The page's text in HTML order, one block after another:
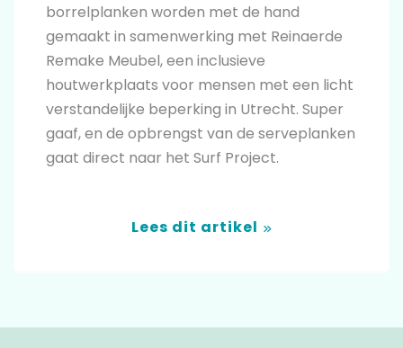
borrelplanken worden met de hand
gemaakt in samenwerking met Reinaerde
Remake Meubel, een inclusieve
houtwerkplaats voor mensen met een licht
verstandelijke beperking in Utrecht. Super
gaaf, en de opbrengst van de serveplanken
gaat direct naar het Surf Project.
Lees dit artikel